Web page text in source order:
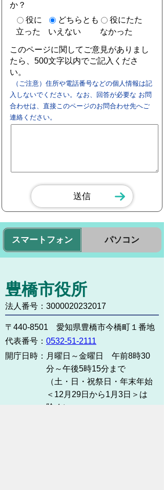
か？
役に
立った
どちらとも
いえない
役にたた
なかった
このページに関してご意見がありまし
たら、500文字以内でご記入くださ
い。
（ご注意）住所や電話番号などの個人情報は記
入しないでください。なお、回答が必要な お問
合わせは、直接このページのお問合わせ先へご
連絡ください。
スマートフォン パソコン
豊橋市役所
法人番号：3000020232017
〒440-8501 愛知県豊橋市今橋町１番地
代表番号： 0532-51-2111
開庁日時： 月曜日～金曜日 午前8時30
分～午後5時15分まで
（土・日・祝祭日・年末年始
＜12月29日から1月3日＞は
除く）